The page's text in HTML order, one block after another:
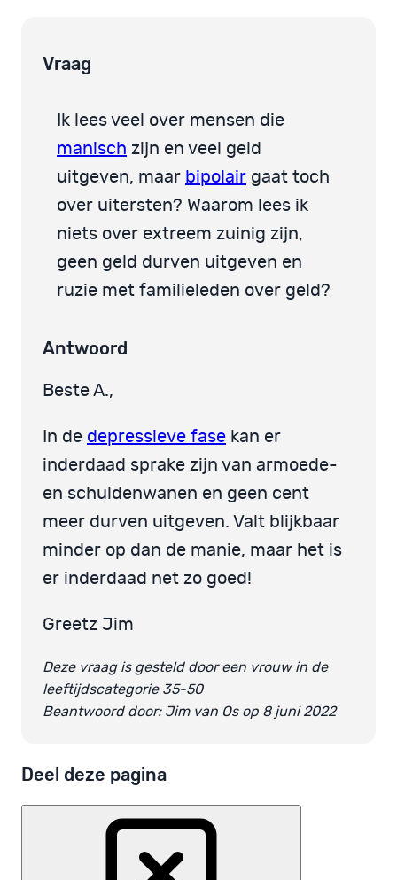
Vraag
Ik lees veel over mensen die
manisch zijn en veel geld
uitgeven, maar bipolair gaat toch
over uitersten? Waarom lees ik
niets over extreem zuinig zijn,
geen geld durven uitgeven en
ruzie met familieleden over geld?
Antwoord
Beste A.,
In de depressieve fase kan er
inderdaad sprake zijn van armoede-
en schuldenwanen en geen cent
meer durven uitgeven. Valt blijkbaar
minder op dan de manie, maar het is
er inderdaad net zo goed!
Greetz Jim
Deze vraag is gesteld door een vrouw in de
leeftijdscategorie 35-50
Beantwoord door: Jim van Os op 8 juni 2022
Deel deze pagina